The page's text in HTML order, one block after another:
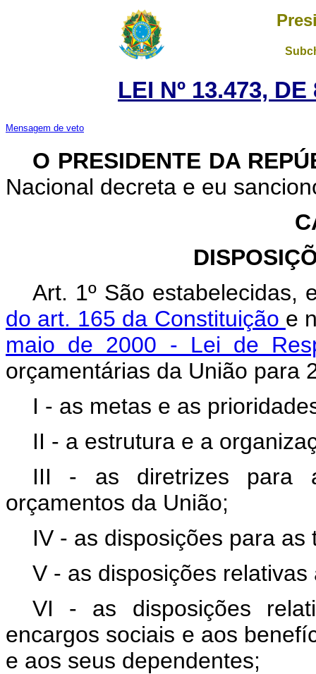
LEI Nº 13.473,
Mensagem de veto
O PRESIDENTE DA
Nacional decreta e eu
Art. 1º São estabelecidas,
do art. 165 da Constituição e
maio de 2000 - Lei de
orçamentárias da União para
I - as metas e as
II - a estrutura e a
III - as diretrizes para
orçamentos da União;
IV - as disposições para as
V - as disposições
VI - as disposições
encargos sociais e aos
e aos seus dependentes;